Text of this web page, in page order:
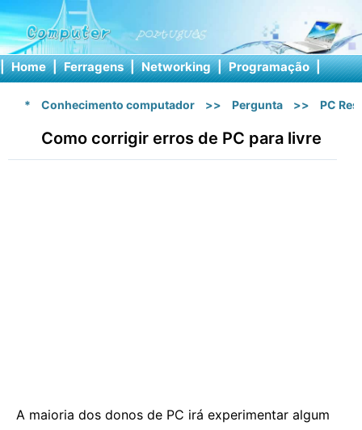
| Home | Ferragens | Networking | Programação |
* Conhecimento computador >> Pergunta >> PC
Como corrigir erros de PC para livre
A maioria dos donos de PC irá experimentar algum